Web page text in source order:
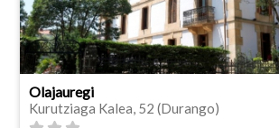
Olajauregi
Kurutziaga Kalea, 52 (Durango)